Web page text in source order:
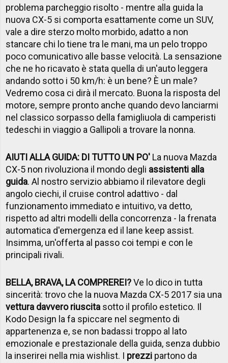
problema parcheggio risolto - mentre alla guida la
nuova CX-5 si comporta esattamente come un SUV,
vale a dire sterzo molto morbido, adatto a non
stancare chi lo tiene tra le mani, ma un pelo troppo
poco comunicativo alle basse velocità. La sensazione
che ne ho ricavato è stata quella di un'auto leggera
andando sotto i 50 km/h: è un bene? È un male?
Vedremo cosa ci dirà il mercato. Buona la risposta del
motore, sempre pronto anche quando devo lanciarmi
nel classico sorpasso della famigliuola di camperisti
tedeschi in viaggio a Gallipoli a trovare la nonna.
AIUTI ALLA GUIDA: DI TUTTO UN PO' La nuova Mazda
CX-5 non rivoluziona il mondo degli assistenti alla
guida. Al nostro servizio abbiamo il rilevatore degli
angolo ciechi, il cruise control adattivo - dal
funzionamento immediato e intuitivo, va detto,
rispetto ad altri modelli della concorrenza - la frenata
automatica d'emergenza ed il lane keep assist.
Insimma, un'offerta al passo coi tempi e con le
principali rivali.
BELLA, BRAVA, LA COMPREREI?Ve lo dico in tutta
sincerità: trovo che la nuova Mazda CX-5 2017 sia una
vettura davvero riuscita sotto il profilo estetico. Il
Kodo Design la fa spiccare nel segmento di
appartenenza e, se non badassi troppo al lato
emozionale e prestazionale della guida, senza dubbio
la inserirei nella mia wishlist. I prezzi partono da